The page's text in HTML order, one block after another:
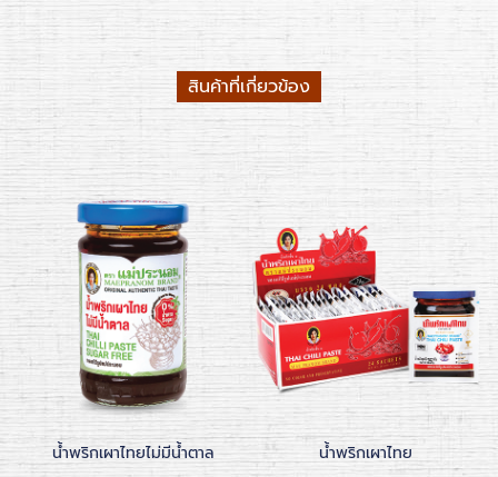
สินค้าที่เกี่ยวข้อง
น้ำพริกเผาไทยไม่มีน้ำตาล น้ำพริกเผาไทย